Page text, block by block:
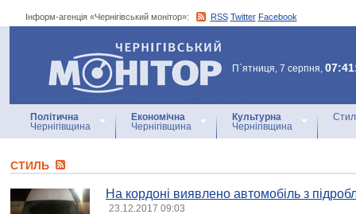
Інформ-агенція «Чернігівський монітор»: RSS Twitter Facebook
Інформ-агенція
«Чернігівський монітор»
П`ятниця, 7 серпня,
Політична
Чернігівщина
Економічна
Чернігівщина
Культурна
Чернігівщина
СТИЛЬ
На кордоні виявлено автомобіль з
23.12.2017 09:03